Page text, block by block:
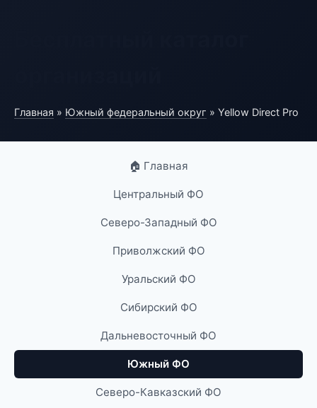
Главная » Южный федеральный округ » Yellow Direct Pro
🏠 Главная
Центральный ФО
Северо-Западный ФО
Приволжский ФО
Уральский ФО
Сибирский ФО
Дальневосточный ФО
Южный ФО
Северо-Кавказский ФО